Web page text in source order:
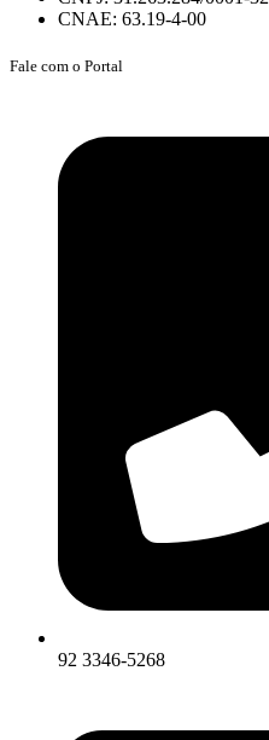
CNAE: 63.19-4-00
Fale com o Portal
92 3346-5268